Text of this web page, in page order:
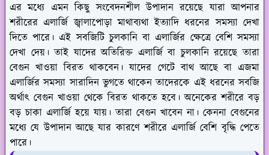
এর মধ্যে এমন কিছু সংবেদনশীল উপাদান রয়েছে যারা আপনার
শরীরের এলার্জি জ্বালাপোড়া মাথাব্যথা ইত্যাদি ধরনের সমস্যা দেখা
দিতে পারে। এই সবজিটি চুলকানি বা এলার্জির ক্ষেত্রে বেশি সমস্যা
দেখা দেয়। তাই যাদের অতিরিক্ত এলার্জি বা চুলকানি রয়েছে তারা
বেগুন খাওয়া বিরত থাকবেন। যাদের গেটে বাথ আছে বা এজমা
এলার্জির সমস্যা সারাদিন ভুগতে থাকেন তাদেরকে এই ধরনের সবজি
অর্থাৎ বেগুন খাওয়া থেকে বিরত থাকতে হবে। অনেকের শরীরে বড়
বড় চাকা এলার্জি হয়ে যায়। তারা বেগুন খাবেন না। কেননা বেগুনের
মধ্যে যে উপাদান আছে যার কারণে শরীরে এলার্জি বেশি বৃদ্ধি পেতে
পারে।